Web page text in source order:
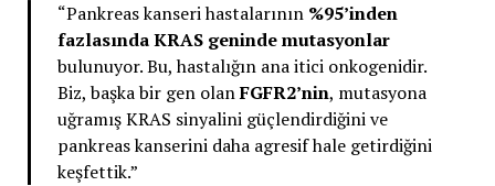
“Pankreas kanseri hastalarının %95’inden
fazlasında KRAS geninde mutasyonlar
bulunuyor. Bu, hastalığın ana itici onkogenidir.
Biz, başka bir gen olanFGFR2’nin, mutasyona
uğramış KRAS sinyalini güçlendirdiğini ve
pankreas kanserini daha agresif hale getirdiğini
keşfettik.”